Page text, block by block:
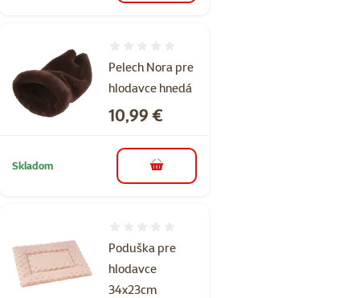
Pelech Nora pre
hlodavce hnedá
Cena
10,99 €
Skladom do košíka
Poduška pre
hlodavce
34x23cm